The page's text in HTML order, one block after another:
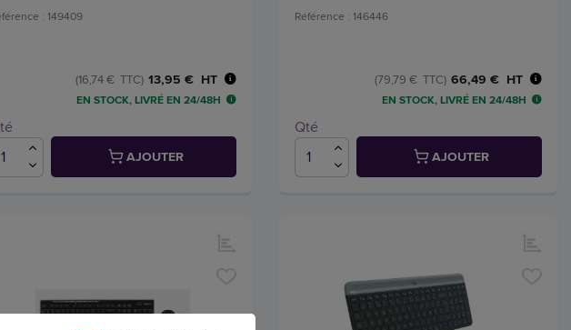
: 149409
13,95 € HT
(16,74 € TTC)
EN STOCK, LIVRÉ EN 24/48H
AJOUTER
Référence : 146446
66,49 € HT
(79,79 € TTC)
EN STOCK, LIVRÉ EN 24/48H
Qté
AJOUTER